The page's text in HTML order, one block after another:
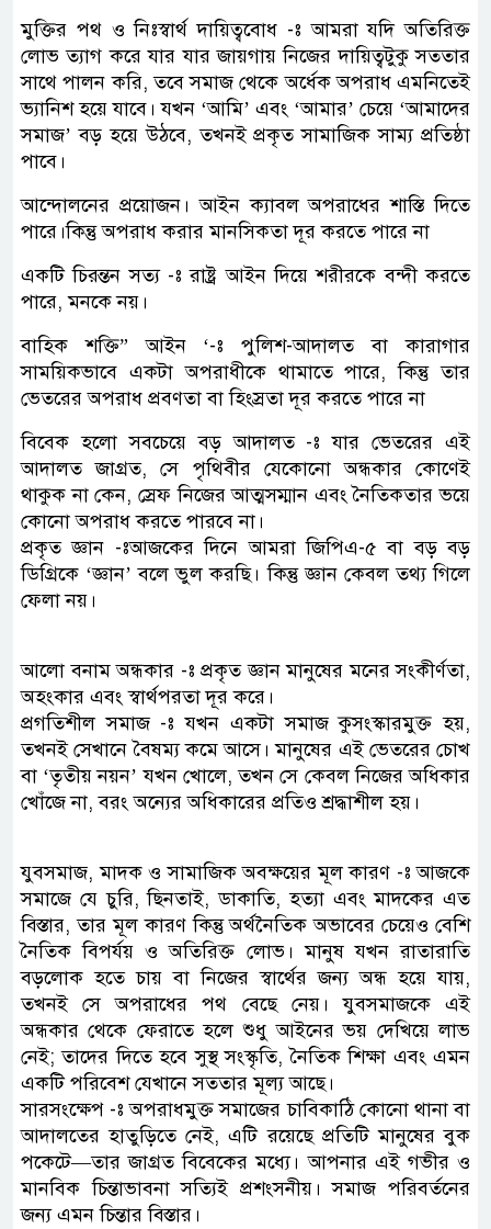
মুক্তির পথ ও নিঃস্বার্থ দায়িত্ববোধ -ঃ ​আমরা যদি অতিরিক্ত
লোভ ত্যাগ করে যার যার জায়গায় নিজের দায়িত্বটুকু সততার
সাথে পালন করি, তবে সমাজ থেকে অর্ধেক অপরাধ এমনিতেই
ভ্যানিশ হয়ে যাবে। ​যখন ‘আমি’ এবং ‘আমার’ চেয়ে ‘আমাদের
সমাজ’ বড় হয়ে উঠবে, তখনই প্রকৃত সামাজিক সাম্য প্রতিষ্ঠা
পাবে।
আন্দোলনের প্রয়োজন। আইন ক্যাবল অপরাধের শাস্তি দিতে
পারে।কিন্তু অপরাধ করার মানসিকতা দূর করতে পারে না
একটি চিরন্তন সত্য -ঃ রাষ্ট্র আইন দিয়ে শরীরকে বন্দী করতে
পারে, মনকে নয়।
বাহিক শক্তি” আইন ‘-ঃ পুলিশ-আদালত বা কারাগার
সাময়িকভাবে একটা অপরাধীকে থামাতে পারে, কিন্তু তার
ভেতরের অপরাধ প্রবণতা বা হিংস্রতা দূর করতে পারে না
বিবেক হলো সবচেয়ে বড় আদালত -ঃ যার ভেতরের এই
আদালত জাগ্রত, সে পৃথিবীর যেকোনো অন্ধকার কোণেই
থাকুক না কেন, স্রেফ নিজের আত্মসম্মান এবং নৈতিকতার ভয়ে
কোনো অপরাধ করতে পারবে না।​
প্রকৃত জ্ঞান -ঃআজকের দিনে আমরা জিপিএ-৫ বা বড় বড়
ডিগ্রিকে ‘জ্ঞান’ বলে ভুল করছি। কিন্তু জ্ঞান কেবল তথ্য গিলে
ফেলা নয়।
আলো বনাম অন্ধকার -ঃ প্রকৃত জ্ঞান মানুষের মনের সংকীর্ণতা,
অহংকার এবং স্বার্থপরতা দূর করে।
প্রগতিশীল সমাজ -ঃ যখন একটা সমাজ কুসংস্কারমুক্ত হয়,
তখনই সেখানে বৈষম্য কমে আসে। মানুষের এই ভেতরের চোখ
বা ‘তৃতীয় নয়ন’ যখন খোলে, তখন সে কেবল নিজের অধিকার
খোঁজে না, বরং অন্যের অধিকারের প্রতিও শ্রদ্ধাশীল হয়।
যুবসমাজ, মাদক ও সামাজিক অবক্ষয়ের মূল কারণ -ঃ ​আজকে
সমাজে যে চুরি, ছিনতাই, ডাকাতি, হত্যা এবং মাদকের এত
বিস্তার, তার মূল কারণ কিন্তু অর্থনৈতিক অভাবের চেয়েও বেশি
নৈতিক বিপর্যয় ও অতিরিক্ত লোভ। ​মানুষ যখন রাতারাতি
বড়লোক হতে চায় বা নিজের স্বার্থের জন্য অন্ধ হয়ে যায়,
তখনই সে অপরাধের পথ বেছে নেয়। ​যুবসমাজকে এই
অন্ধকার থেকে ফেরাতে হলে শুধু আইনের ভয় দেখিয়ে লাভ
নেই; তাদের দিতে হবে সুস্থ সংস্কৃতি, নৈতিক শিক্ষা এবং এমন
একটি পরিবেশ যেখানে সততার মূল্য আছে।
সারসংক্ষেপ -ঃ অপরাধমুক্ত সমাজের চাবিকাঠি কোনো থানা বা
আদালতের হাতুড়িতে নেই, এটি রয়েছে প্রতিটি মানুষের বুক
পকেটে—তার জাগ্রত বিবেকের মধ্যে। আপনার এই গভীর ও
মানবিক চিন্তাভাবনা সত্যিই প্রশংসনীয়। সমাজ পরিবর্তনের
জন্য এমন চিন্তার বিস্তার।